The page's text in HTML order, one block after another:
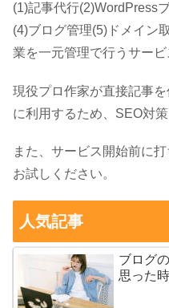
(1)記事代行(2)WordPress
(4)ブログ管理(5)ドメイン
業を一元管理で行うサービ
現役プロ作家が直接記事
に利用するため、SEO対策
また、サービス開始前に
お試しください。
人気記事
ブログ
思った